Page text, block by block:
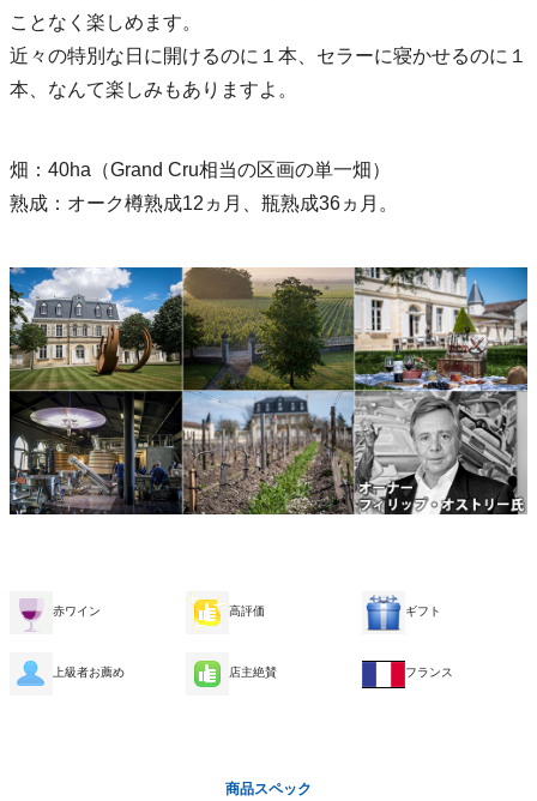
ことなく楽しめます。
近々の特別な日に開けるのに１本、セラーに寝かせるのに１
本、なんて楽しみもありますよ。
畑：40ha（Grand Cru相当の区画の単一畑）
熟成：オーク樽熟成12ヵ月、瓶熟成36ヵ月。
赤ワイン 高評価 ギフト
上級者お薦め 店主絶賛 フランス
商品スペック